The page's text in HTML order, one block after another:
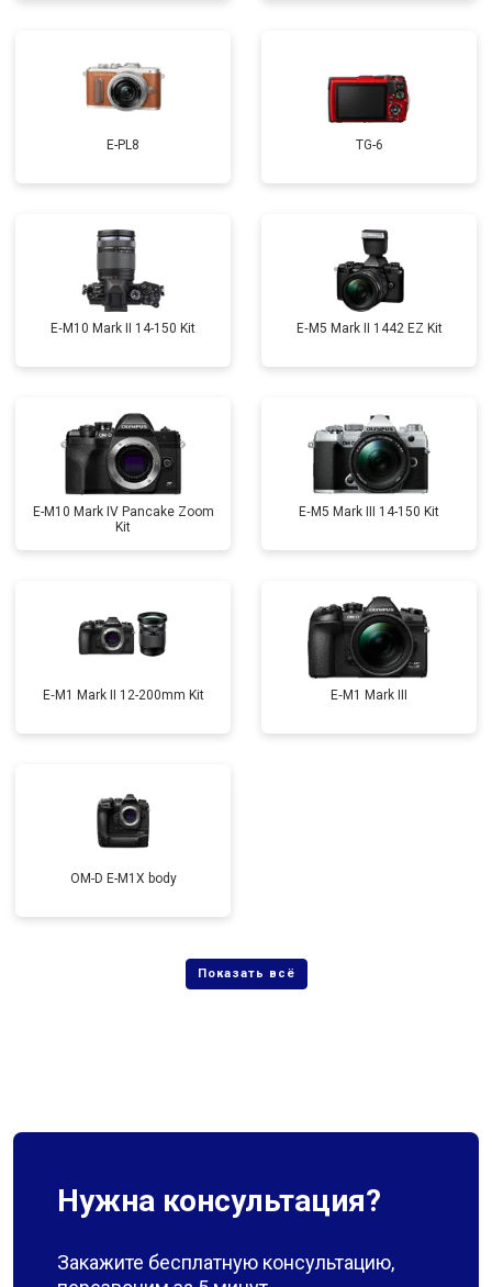
E-PL8 TG-6
E‑M10 Mark II 14-150 Kit E‑M5 Mark II 1442 EZ Kit
E-M10 Mark IV Pancake Zoom
Kit
E‑M5 Mark III 14-150 Kit
E‑M1 Mark II 12-200mm Kit E‑M1 Mark III
OM-D E-M1X body
Нужна консультация?
Закажите бесплатную консультацию,